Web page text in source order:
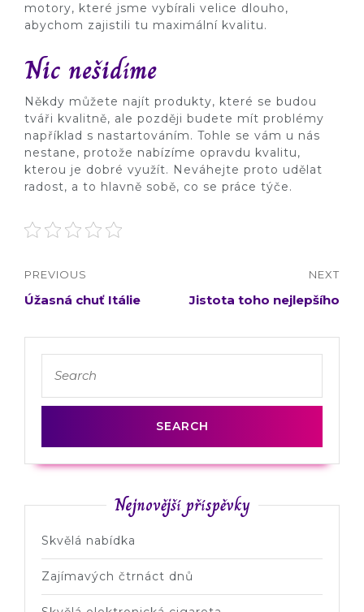
motory, které jsme vybírali velice dlouho,
abychom zajistili tu maximální kvalitu.
Nic nešidíme
Někdy můžete najít produkty, které se budou
tváři kvalitně, ale později budete mít problémy
například s nastartováním. Tohle se vám u nás
nestane, protože nabízíme opravdu kvalitu,
kterou je dobré využít. Neváhejte proto udělat
radost, a to hlavně sobě, co se práce týče.
PREVIOUS
Úžasná chuť Itálie
NEXT
Jistota toho nejlepšího
Nejnovější příspěvky
Skvělá nabídka
Zajímavých čtrnáct dnů